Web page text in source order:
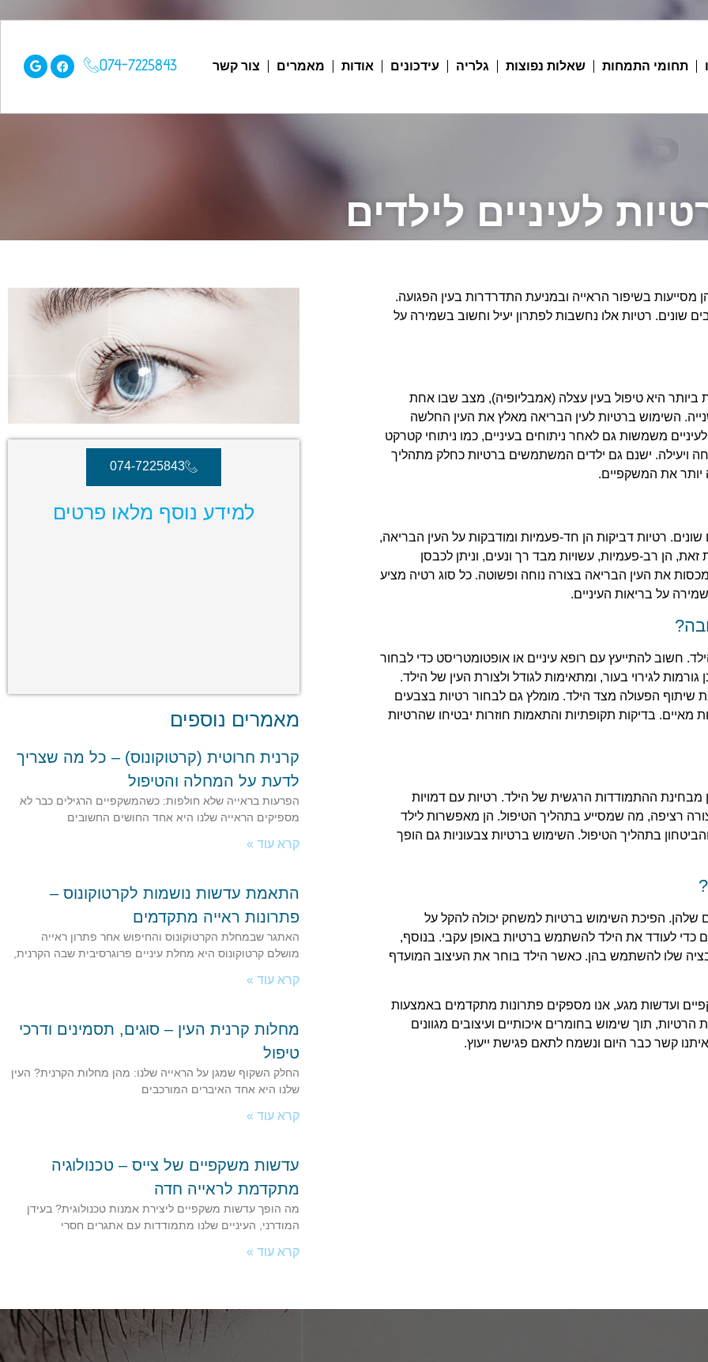
תחומי התמחות שאלות נפוצות גלריה עידכונים אודות מאמרים צור קשר 074-7225843
לעיניים לילדים
מסייעות בשיפור הראייה ובמניעת התדרדרות בעין הפגועה.
שונים. רטיות אלו נחשבות לפתרון יעיל וחשוב בשמירה על
ביותר היא טיפול בעין עצלה (אמבליופיה), מצב שבו אחת
השימוש ברטיות לעין הבריאה מאלץ את העין החלשה
משמשות גם לאחר ניתוחים בעיניים, כמו ניתוחי קטרקט
ויעילה. ישנם גם ילדים המשתמשים ברטיות כחלק מתהליך
את המשקפיים.
רטיות דביקות הן חד-פעמיות ומודבקות על העין הבריאה,
זאת, הן רב-פעמיות, עשויות מבד רך ונעים, וניתן לכבסן
את העין הבריאה בצורה נוחה ופשוטה. כל סוג רטיה מציע
על בריאות העיניים.
חשוב להתייעץ עם רופא עיניים או אופטומטריסט כדי לבחור
לגירוי בעור, ומתאימות לגודל ולצורת העין של הילד.
שיתוף הפעולה מצד הילד. מומלץ גם לבחור רטיות בצבעים
מאיים. בדיקות תקופתיות והתאמות חוזרות יבטיחו שהרטיות
מבחינת ההתמודדות הרגשית של הילד. רטיות עם דמויות
רציפה, מה שמסייע בתהליך הטיפול. הן מאפשרות לילד
בתהליך הטיפול. השימוש ברטיות צבעוניות גם הופך
שלהן. הפיכת השימוש ברטיות למשחק יכולה להקל על
לעודד את הילד להשתמש ברטיות באופן עקבי. בנוסף,
שלו להשתמש בהן. כאשר הילד בוחר את העיצוב המועדף
ועדשות מגע, אנו מספקים פתרונות מתקדמים באמצעות
תוך שימוש בחומרים איכותיים ועיצובים מגוונים
קשר כבר היום ונשמח לתאם פגישת ייעוץ.
074-7225843
למידע נוסף מלאו פרטים
מאמרים נוספים
קרנית חרוטית (קרטוקונוס) – כל מה שצריך
לדעת על המחלה והטיפול
הפרעות בראייה שלא חולפות: כשהמשקפיים הרגילים כבר לא
מספיקים הראייה שלנו היא אחד החושים החשובים
קרא עוד »
התאמת עדשות נושמות לקרטוקונוס –
פתרונות ראייה מתקדמים
האתגר שבמחלת הקרטוקונוס והחיפוש אחר פתרון ראייה
מושלם קרטוקונוס היא מחלת עיניים פרוגרסיבית שבה הקרנית,
קרא עוד »
מחלות קרנית העין – סוגים, תסמינים ודרכי
טיפול
החלק השקוף שמגן על הראייה שלנו: מהן מחלות הקרנית? העין
שלנו היא אחד האיברים המורכבים
קרא עוד »
עדשות משקפיים של צייס – טכנולוגיה
מתקדמת לראייה חדה
מה הופך עדשות משקפיים ליצירת אמנות טכנולוגית? בעידן
המודרני, העיניים שלנו מתמודדות עם אתגרים חסרי
קרא עוד »